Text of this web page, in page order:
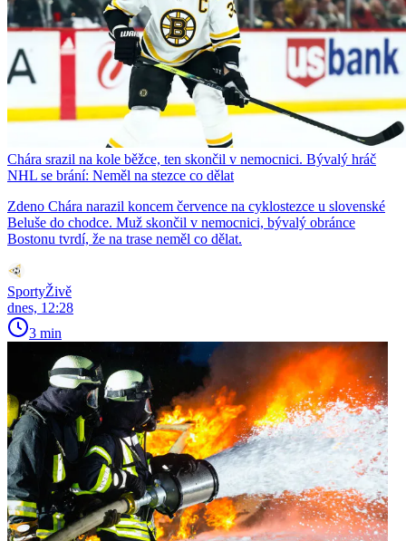
Chára srazil na kole běžce, ten skončil v nemocnici. Bývalý hráč
NHL se brání: Neměl na stezce co dělat
Zdeno Chára narazil koncem července na cyklostezce u slovenské
Beluše do chodce. Muž skončil v nemocnici, bývalý obránce
Bostonu tvrdí, že na trase neměl co dělat.
SportyŽivě
dnes, 12:28
3 min